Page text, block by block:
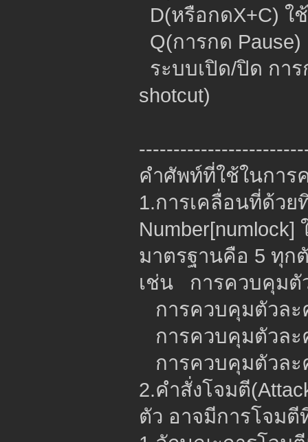
D(หรือกดX+C) ใ
Q(การกด Pause)
ระบบเปิด/ปิด กา
shotcut)
คำศัพท์ที่ใช้ในการ
1.การเคลื่อนที่ด้วย
มาตรฐานคือ 5 ทุก
เช่น การควบคุมตั
การควบคุมตัวล
การควบคุมตัวล
การควบคุมตัว
2.คำสั่งโจมตี
ตัว อาจมีการโจม